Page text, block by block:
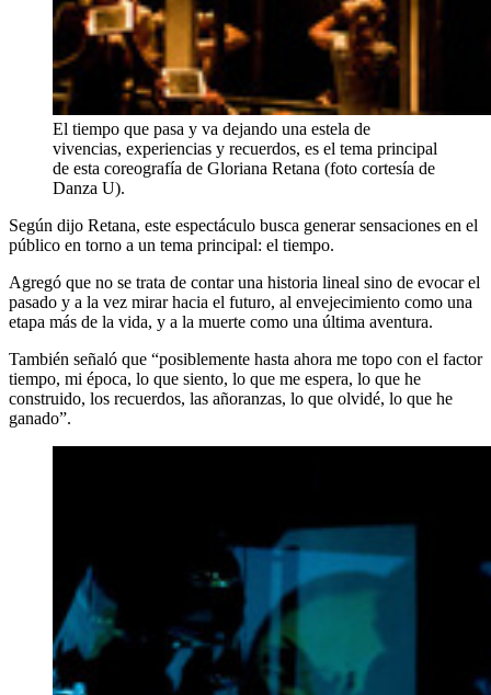
El tiempo que pasa y va dejando una estela de
vivencias, experiencias y recuerdos, es el tema principal
de esta coreografía de Gloriana Retana (foto cortesía de
Danza U).
Según dijo Retana, este espectáculo busca generar sensaciones en el
público en torno a un tema principal: el tiempo.
Agregó que no se trata de contar una historia lineal sino de evocar el
pasado y a la vez mirar hacia el futuro, al envejecimiento como una
etapa más de la vida, y a la muerte como una última aventura.
También señaló que “posiblemente hasta ahora me topo con el factor
tiempo, mi época, lo que siento, lo que me espera, lo que he
construido, los recuerdos, las añoranzas, lo que olvidé, lo que he
ganado”.